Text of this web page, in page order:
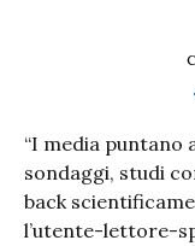
“I media puntano
sondaggi, studi
back
l’utente-lettore-